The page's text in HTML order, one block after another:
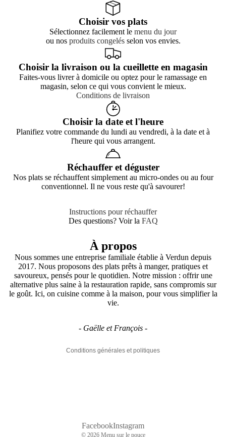
Choisir vos plats
Sélectionnez facilement le menu du jour
ou nos produits congelésselon vos envies.
Choisir la livraison ou la cueillette en magasin
Faites-vous livrer à domicile ou optez pour le ramassage en
magasin, selon ce qui vous convient le mieux.
Conditions de livraison
Choisir la date et l'heure
Planifiez votre commande du lundi au vendredi, à la date et à
l'heure qui vous arrangent.
Réchauffer et déguster
Nos plats se réchauffent simplement au micro-ondes ou au four
conventionnel. Il ne vous reste qu'à savourer!
Instructions pour réchauffer
Des questions? Voir la FAQ
À propos
Nous sommes une entreprise familiale établie à Verdun depuis
2017. Nous proposons des plats prêts à manger, pratiques et
savoureux, pensés pour le quotidien. Notre mission : offrir une
alternative plus saine à la restauration rapide, sans compromis sur
le goût. Ici, on cuisine comme à la maison, pour vous simplifier la
vie.
- Gaëlle et François -
Conditions générales et politiques
Politique de confidentialité
Conditions d’utilisation
FacebookInstagram
© 2026 Menu sur le pouce